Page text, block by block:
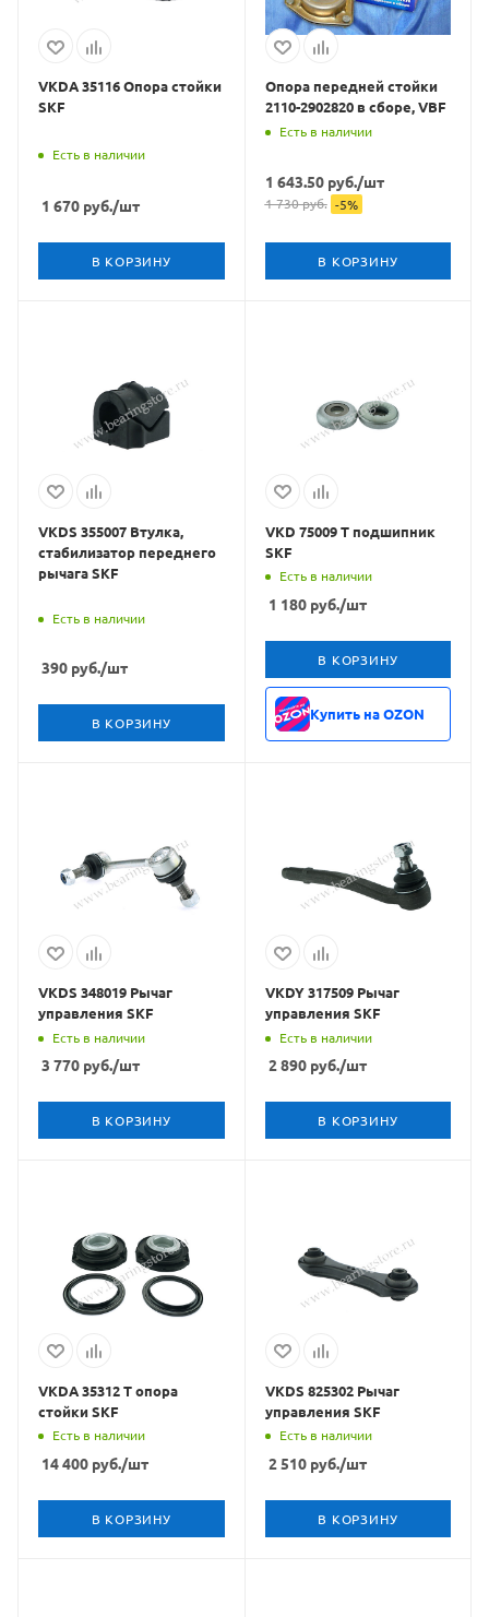
VKDA 35116 Опора стойки
SKF
Есть в наличии
1 670 руб./шт
В КОРЗИНУ
Опора передней стойки
2110-2902820 в сборе, VBF
Есть в наличии
1 643.50руб./шт
1 730руб. -5%
В КОРЗИНУ
VKDS 355007 Втулка,
стабилизатор переднего
рычага SKF
Есть в наличии
390 руб./шт
В КОРЗИНУ
VKD 75009 T подшипник
SKF
Есть в наличии
1 180руб./шт
В КОРЗИНУ
Купить на OZON
VKDS 348019 Рычаг
управления SKF
Есть в наличии
3 770 руб./шт
В КОРЗИНУ
VKDY 317509 Рычаг
управления SKF
Есть в наличии
2 890руб./шт
В КОРЗИНУ
VKDA 35312 T опора
стойки SKF
Есть в наличии
14 400 руб./шт
В КОРЗИНУ
VKDS 825302 Рычаг
управления SKF
Есть в наличии
2 510руб./шт
В КОРЗИНУ